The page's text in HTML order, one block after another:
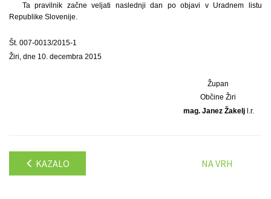
Ta pravilnik začne veljati naslednji dan po objavi v Uradnem listu
Republike Slovenije.
Št. 007-0013/2015-1
Žiri, dne 10. decembra 2015
Župan
Občine Žiri
mag. Janez Žakelj l.r.
KAZALO NA VRH